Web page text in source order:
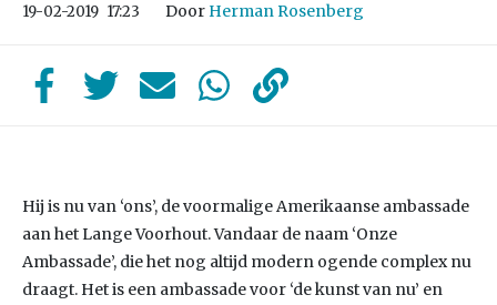
19-02-2019 17:23 Door Herman Rosenberg
Hij is nu van ‘ons’, de voormalige Amerikaanse ambassade
aan het Lange Voorhout. Vandaar de naam ‘Onze
Ambassade’, die het nog altijd modern ogende complex nu
draagt. Het is een ambassade voor ‘de kunst van nu’ en